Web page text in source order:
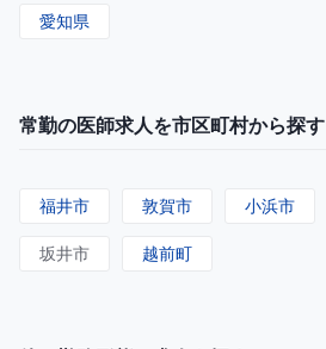
愛知県
常勤の医師求人を市区町村から探す
福井市 敦賀市 小浜市
坂井市 越前町